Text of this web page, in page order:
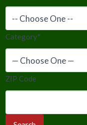
Category*
ZIP Code